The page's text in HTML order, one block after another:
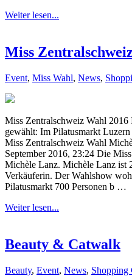
Weiter lesen...
Miss
Event, Miss Wahl, News,
Miss Zentralschweiz Wahl 2016
gewählt: Im Pilatusmarkt
Miss Zentralschweiz Wahl
September 2016, 23:24 Die
Michèle Lanz. Michèle Lanz ist
Verkäuferin. Der Wahlshow
Pilatusmarkt 700 Personen b …
Weiter lesen...
Beauty & Catwalk
Beauty, Event, News, Shopping